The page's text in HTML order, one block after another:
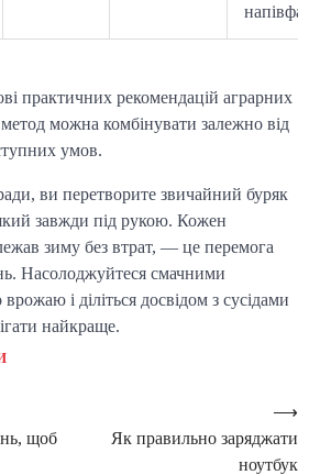
практичних рекомендацій аграрних
метод можна комбінувати залежно від
умов.
ви перетворите звичайний буряк
завжди під рукою. Кожен
зиму без втрат, — це перемога
Насолоджуйтеся смачними
і діліться досвідом з сусідами
найкраще.
щоб
Як правильно заряджати
ноутбук
⟶